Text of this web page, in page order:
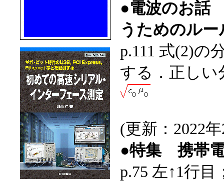
●電波のお話
うためのルー
p.111 式(2)の
する．正しい
(更新：2022
●特集 携帯
p.75 左↑1行目